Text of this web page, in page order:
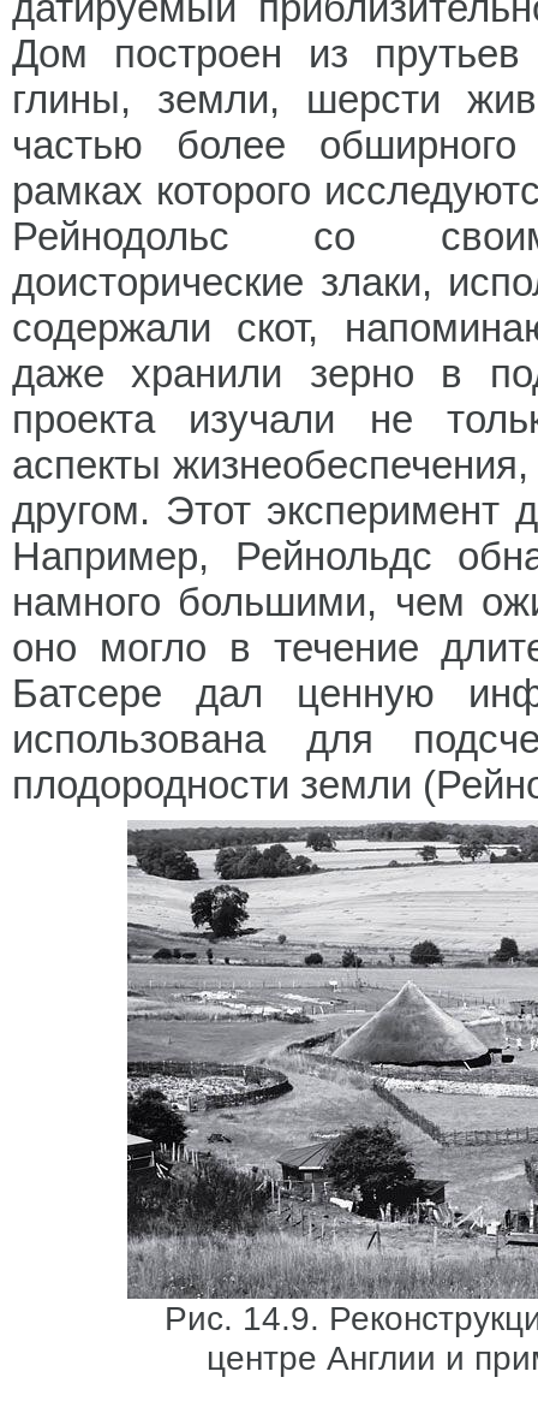
Дом построен из
глины, земли, шерсти
частью более обширного
рамках которого
Рейнодольс со
доисторические злаки,
содержали скот,
даже хранили зерно в
проекта изучали не
аспекты
другом. Этот эксперимент
Например, Рейнольдс
намного большими, чем
оно могло в течение
Батсере дал ценную
использована для
плодородности земли
Рис. 14.9.
центре Англии и